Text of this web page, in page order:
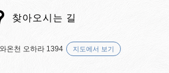
찾아오시는 길
온천 오하라 1394 지도에서 보기